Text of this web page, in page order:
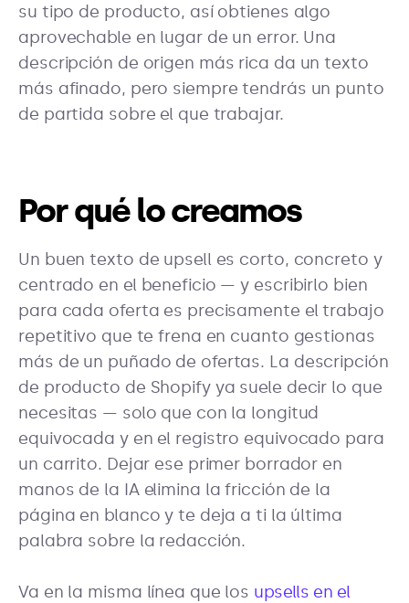
su tipo de producto, así obtienes algo
aprovechable en lugar de un error. Una
descripción de origen más rica da un texto
más afinado, pero siempre tendrás un punto
de partida sobre el que trabajar.
Por qué lo creamos
Un buen texto de upsell es corto, concreto y
centrado en el beneficio — y escribirlo bien
para cada oferta es precisamente el trabajo
repetitivo que te frena en cuanto gestionas
más de un puñado de ofertas. La descripción
de producto de Shopify ya suele decir lo que
necesitas — solo que con la longitud
equivocada y en el registro equivocado para
un carrito. Dejar ese primer borrador en
manos de la IA elimina la fricción de la
página en blanco y te deja a ti la última
palabra sobre la redacción.
Va en la misma línea que los upsells en el